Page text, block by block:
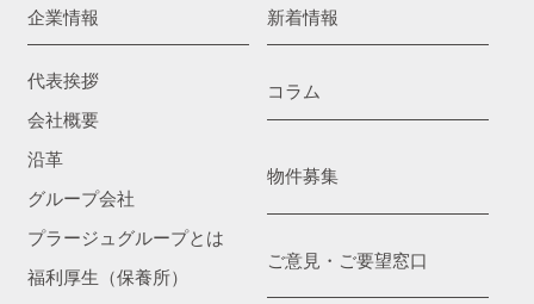
企業情報
代表挨拶
会社概要
沿革
グループ会社
プラージュグループとは
福利厚生（保養所）
新着情報
コラム
物件募集
ご意見・ご要望窓口